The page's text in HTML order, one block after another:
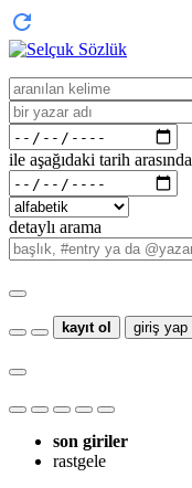
ile aşağıdaki tarih arasında
detaylı arama
kayıt ol giriş yap
son giriler
rastgele